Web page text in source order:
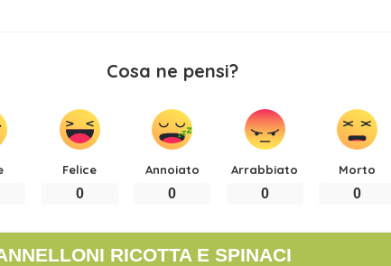
Cosa ne pensi?
Felice
0
Annoiato
0
Arrabbiato
0
Morto
0
RICOTTA E SPINACI